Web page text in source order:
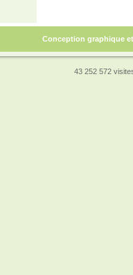
Conception graphique
43 252 572